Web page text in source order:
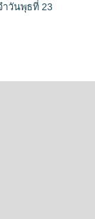
วันพุธที่ 23